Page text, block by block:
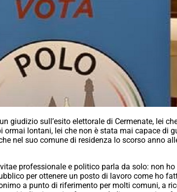
sull’esito elettorale di Cermenate, lei
lontani, lei che non è stata mai capace di
nel suo comune di residenza lo scorso anno
professionale e politico parla da solo: non
per ottenere un posto di lavoro come ho
a punto di riferimento per molti comuni, a